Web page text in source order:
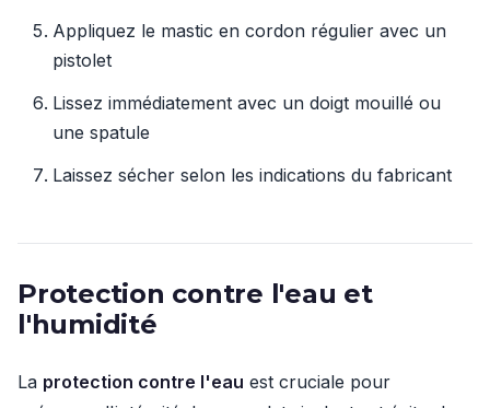
Appliquez le mastic en cordon régulier avec un
pistolet
Lissez immédiatement avec un doigt mouillé ou
une spatule
Laissez sécher selon les indications du fabricant
Protection contre l'eau et
l'humidité
La protection contre l'eau est cruciale pour